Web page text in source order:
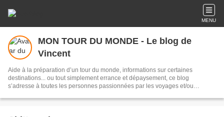
MENU
MON TOUR DU MONDE - Le blog de
Vincent
Aide à la préparation d’un tour du monde, informations sur certaines
destinations... ou tout simplement errance et dépaysement, ce blog
s’adresse à toutes les personnes passionnées par les voyages et/ou